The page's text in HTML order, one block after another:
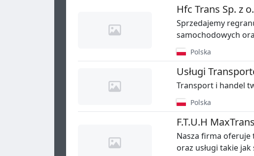
Hfc Trans Sp. z
Sprzedajemy
samochodowych
Polska
Usługi
Transport i handel
Polska
F.T.U.H MaxTrans
Nasza firma
oraz usługi takie